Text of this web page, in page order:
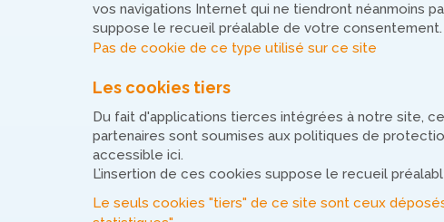
vos navigations Internet qui ne tiendront néanmoins
suppose le recueil préalable de votre consentement.
Pas de cookie de ce type utilisé sur ce site
Les cookies tiers
Du fait d'applications tierces intégrées à notre site,
partenaires sont soumises aux politiques de
accessible ici.
L’insertion de ces cookies suppose le recueil
Le seuls cookies "tiers" de ce site sont ceux